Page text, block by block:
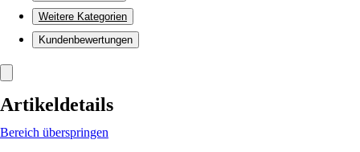
Weitere Kategorien
Kundenbewertungen
Artikeldetails
Bereich überspringen